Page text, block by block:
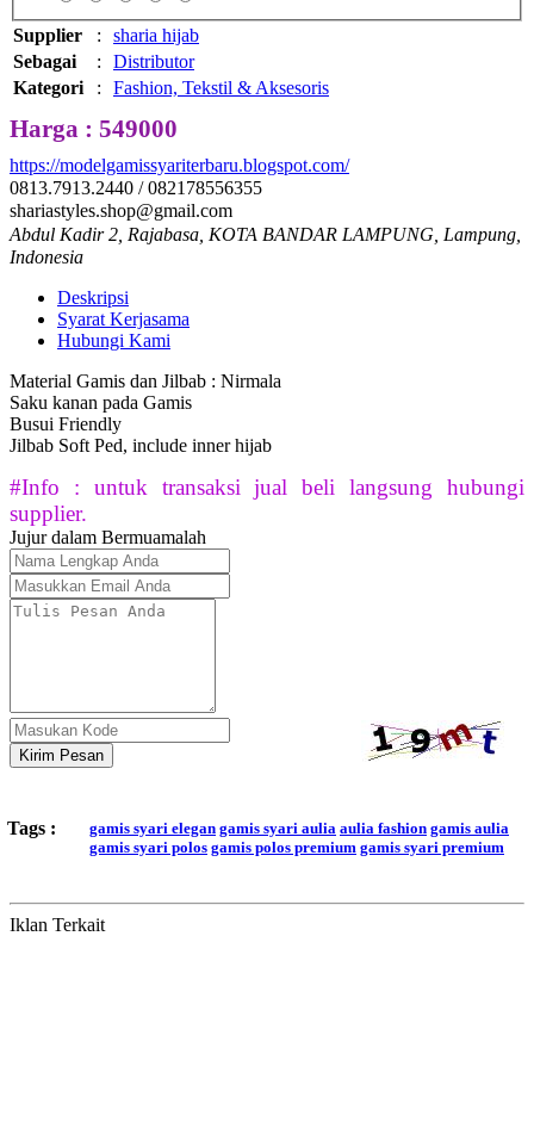
Supplier :
sharia hijab
Sebagai
:
Distributor
Kategori
: Fashion, Tekstil & Aksesoris
Harga : 549000
https://modelgamissyariterbaru.blogspot.com/
0813.7913.2440 / 082178556355
shariastyles.shop@gmail.com
Abdul Kadir 2, Rajabasa, KOTA BANDAR LAMPUNG, Lampung,
Indonesia
Deskripsi
Syarat Kerjasama
Hubungi Kami
Material Gamis dan Jilbab : Nirmala
Saku kanan pada Gamis
Busui Friendly
Jilbab Soft Ped, include inner hijab
#Info : untuk transaksi jual beli langsung hubungi
supplier.
Jujur dalam Bermuamalah
Kirim Pesan
Tags : gamis syari elegan gamis syari aulia aulia fashion gamis aulia
gamis syari polos gamis polos premium gamis syari premium
Iklan Terkait